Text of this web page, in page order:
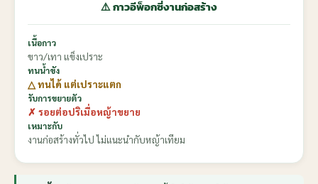
⚠️ กาวอีพ็อกซี่งานก่อสร้าง
เนื้อกาว
ขาว/เทา แข็งเปราะ
ทนน้ำขัง
△ ทนได้ แต่เปราะแตก
รับการขยายตัว
✗ รอยต่อปริเมื่อหญ้าขยาย
เหมาะกับ
งานก่อสร้างทั่วไป ไม่แนะนำกับหญ้าเทียม